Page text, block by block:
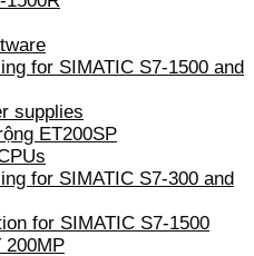
for SIMATIC S7-1500 and
supplies
ET200SP
for SIMATIC S7-300 and
for SIMATIC S7-1500
200MP